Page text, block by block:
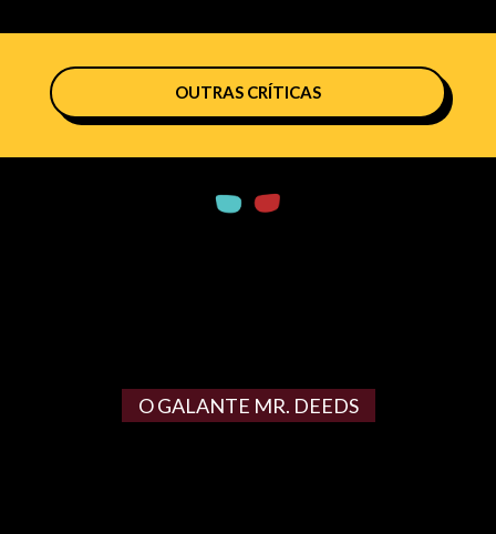
OUTRAS CRÍTICAS
O GALANTE MR. DEEDS